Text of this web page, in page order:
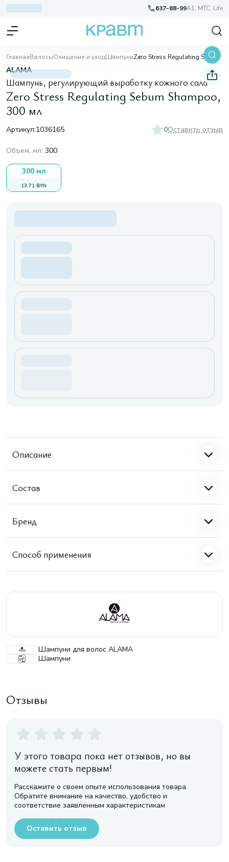
637-88-99A1, МТС, Life
ГлавнаяВолосыОчищение и уходШампуни Zero Stress Regulating Sebum Shampoo, 300 мл
ALAMA
Шампунь, регулирующий выработку кожного сала
Zero Stress Regulating Sebum Shampoo,
300 мл
Артикул:1036165 0Оставить отзыв
Объем, мл: 300
300 мл
13,71 BYN
Описание
Состав
Бренд
Способ применения
Шампуни для волос ALAMA
Шампуни
Отзывы
У этого товара пока нет отзывов, но вы
можете стать первым!
Расскажите о своем опыте использования товара.
Обратите внимание на качество, удобство и
соответствие заявленным характеристикам
Оставить отзыв